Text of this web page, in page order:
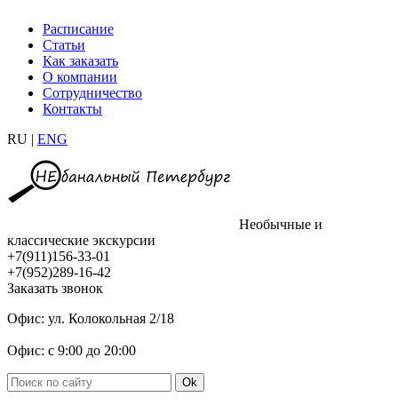
Расписание
Статьи
Как заказать
О компании
Сотрудничество
Контакты
RU | ENG
Необычные и
классические экскурсии
+7(911)156-33-01
+7(952)289-16-42
Заказать звонок
Офис: ул. Колокольная 2/18
Офис: с 9:00 до 20:00